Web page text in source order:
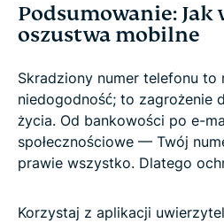
Podsumowanie: Jak
oszustwa mobilne
Skradziony numer telefonu to
niedogodność; to zagrożenie
życia. Od bankowości po e-
społecznościowe — Twój
prawie wszystko. Dlatego
Korzystaj z aplikacji